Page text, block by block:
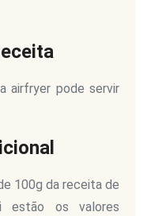
airfryer pode servir
100g da receita de
estão os valores